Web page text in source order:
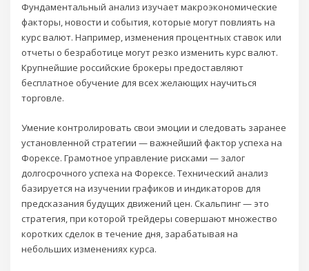
Фундаментальный анализ изучает макроэкономические
факторы, новости и события, которые могут повлиять на
курс валют. Например, изменения процентных ставок или
отчеты о безработице могут резко изменить курс валют.
Крупнейшие российские брокеры предоставляют
бесплатное обучение для всех желающих научиться
торговле.
Умение контролировать свои эмоции и следовать заранее
установленной стратегии — важнейший фактор успеха на
Форексе. Грамотное управление рисками — залог
долгосрочного успеха на Форексе. Технический анализ
базируется на изучении графиков и индикаторов для
предсказания будущих движений цен. Скальпинг — это
стратегия, при которой трейдеры совершают множество
коротких сделок в течение дня, зарабатывая на
небольших изменениях курса.